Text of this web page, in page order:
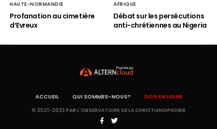
HAUTE-NORMANDIE
Profanation au cimetière
d’Evreux
AFRIQUE
Débat sur les persécutions
anti-chrétiennes au Nigeria
ACCUEIL QUI SOMMES-NOUS? DON EN LIGNE
© 2021-2023 PAR L'OBSERVATOIRE DE LA CHRISTIANOPHOBIE